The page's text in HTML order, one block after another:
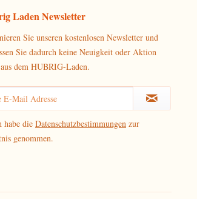
Laden Newsletter
Sie unseren kostenlosen Newsletter und
Sie dadurch keine Neuigkeit oder Aktion
dem HUBRIG-Laden.
habe die Datenschutzbestimmungen zur
genommen.